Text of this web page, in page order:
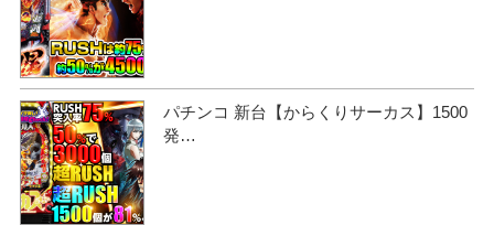
パチンコ 新台【からくりサーカス】1500
発…